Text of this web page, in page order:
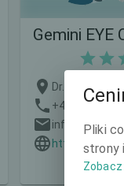
Gemini EYE
+420 577 202
https://
Ceny
Pliki
strony